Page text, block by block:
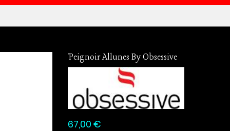
Peignoir Allunes By Obsessive
67,00 €